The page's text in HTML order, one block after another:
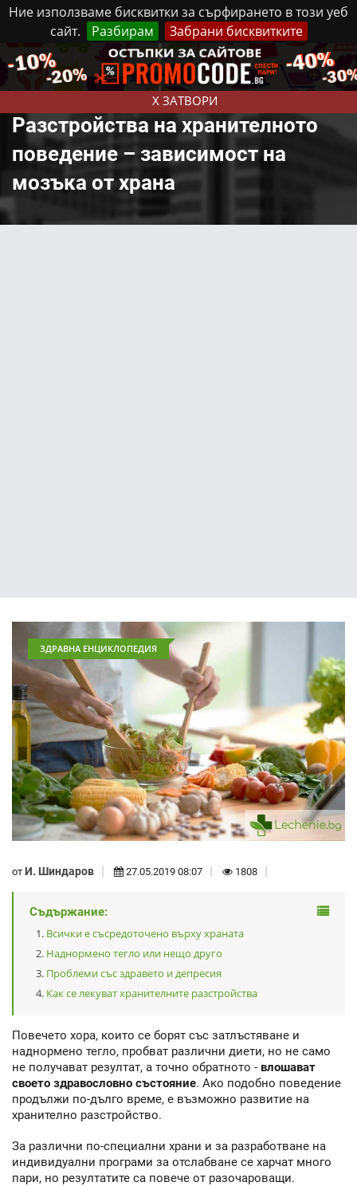
Ние използваме бисквитки за сърфирането в този уеб
сайт.
Разбирам Забрани бисквитките
X ЗАТВОРИ
Събота, 8 Август, 2026 Реклама Контакти
Разстройства на хранителното
поведение – зависимост на
мозъка от храна
ЗДРАВНА ЕНЦИКЛОПЕДИЯ
от И. Шиндаров 27.05.2019 08:07 1808
Съдържание:
Всички е съсредоточено върху храната
Наднормено тегло или нещо друго
Проблеми със здравето и депресия
Как се лекуват хранителните разстройства
Повечето хора, които се борят със затлъстяване и
наднормено тегло, пробват различни диети, но не само
не получават резултат, а точно обратното - влошават
своето здравословно състояние. Ако подобно поведение
продължи по-дълго време, е възможно развитие на
хранително разстройство.
За различни по-специални храни и за разработване на
индивидуални програми за отслабване се харчат много
пари, но резултатите са повече от разочароващи.